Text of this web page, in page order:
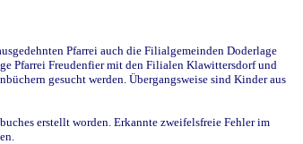
Pfarrei auch die Filialgemeinden Doderlage
Pfarrei Freudenfier mit den Filialen Klawittersdorf und
gesucht werden. Übergangsweise sind Kinder aus
erstellt worden. Erkannte zweifelsfreie Fehler im